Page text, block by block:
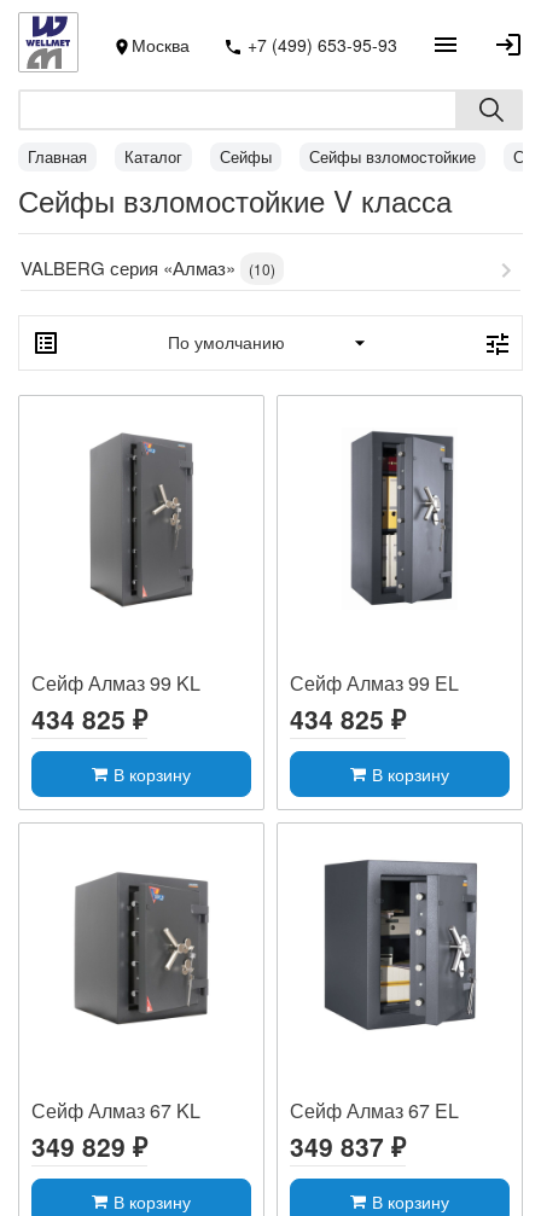
Москва +7 (499) 653-95-93
Главная Каталог Сейфы Сейфы взломостойкие
Сейфы взломостойкие V класса
VALBERG серия «Алмаз» (10)
Сейф Алмаз 99 KL
434 825 ₽
В корзину
Сейф Алмаз 99 EL
434 825 ₽
В корзину
Сейф Алмаз 67 KL
349 829 ₽
В корзину
Сейф Алмаз 67 EL
349 837 ₽
В корзину